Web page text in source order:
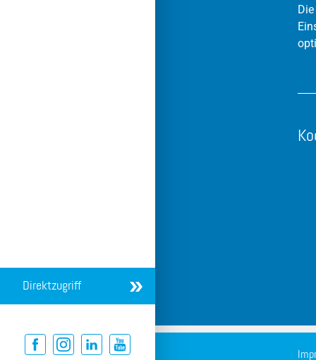
Direktzugriff